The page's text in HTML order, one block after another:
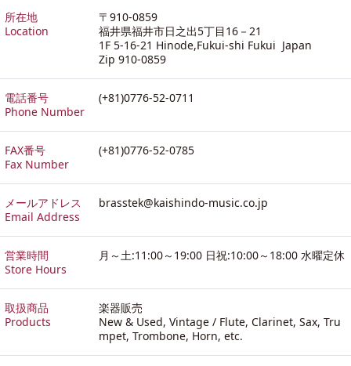
所在地
Location
〒910-0859
福井県福井市日之出5丁目16－21
1F 5-16-21 Hinode,Fukui-shi Fukui Japan
Zip 910-0859
電話番号
Phone Number
(+81)0776-52-0711
FAX番号
Fax Number
(+81)0776-52-0785
メールアドレス
Email Address
brasstek@kaishindo-music.co.jp
営業時間
Store Hours
月～土:11:00～19:00 日祝:10:00～18:00 水曜定休
取扱商品
Products
楽器販売
New & Used, Vintage / Flute, Clarinet, Sax, Tru
mpet, Trombone, Horn, etc.